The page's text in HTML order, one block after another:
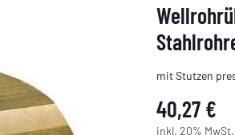
mit Stutzen
40,27 €
inkl. 20% MwSt.